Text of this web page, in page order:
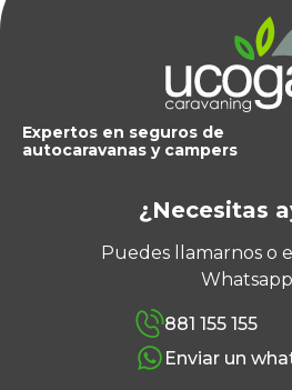
Expertos en seguros de
autocaravanas y campers
¿Necesitas
Puedes llamarnos o
881 155 155
Enviar un